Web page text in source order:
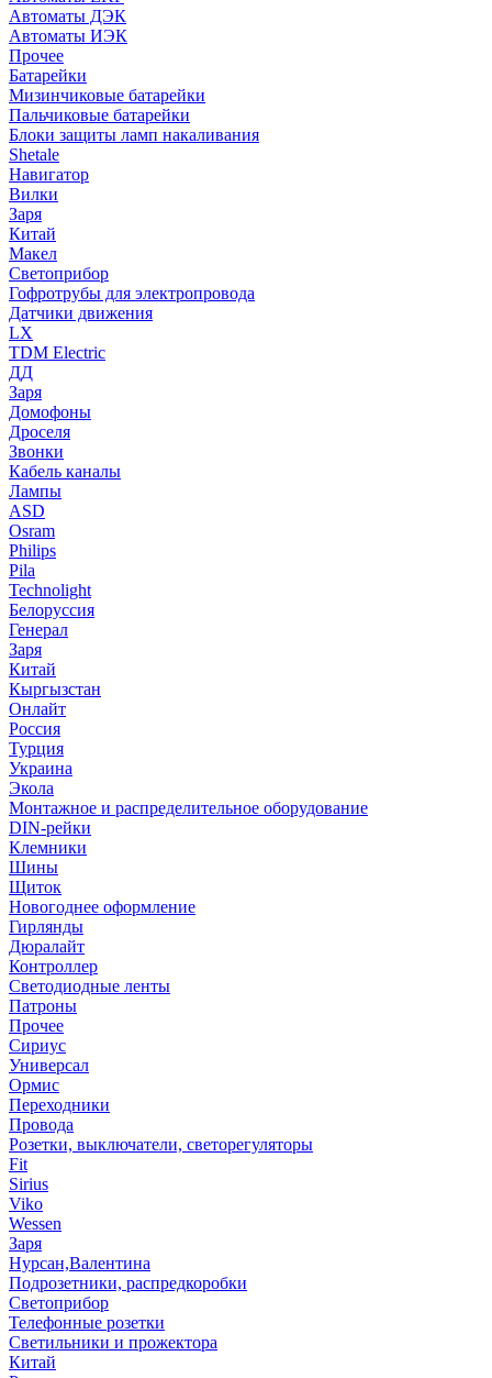
Автоматы ДЭК
Автоматы ИЭК
Прочее
Батарейки
Мизинчиковые батарейки
Пальчиковые батарейки
Блоки защиты ламп накаливания
Shetale
Навигатор
Вилки
Заря
Китай
Макел
Светоприбор
Гофротрубы для электропровода
Датчики движения
LX
TDM Electric
ДД
Заря
Домофоны
Дроселя
Звонки
Кабель каналы
Лампы
ASD
Osram
Philips
Pila
Technolight
Белоруссия
Генерал
Заря
Китай
Кыргызстан
Онлайт
Россия
Турция
Украина
Экола
Монтажное и распределительное оборудование
DIN-рейки
Клемники
Шины
Щиток
Новогоднее оформление
Гирлянды
Дюралайт
Контроллер
Светодиодные ленты
Патроны
Прочее
Сириус
Универсал
Ормис
Переходники
Провода
Розетки, выключатели, светорегуляторы
Fit
Sirius
Viko
Wessen
Заря
Нурсан,Валентина
Подрозетники, распредкоробки
Светоприбор
Телефонные розетки
Светильники и прожектора
Китай